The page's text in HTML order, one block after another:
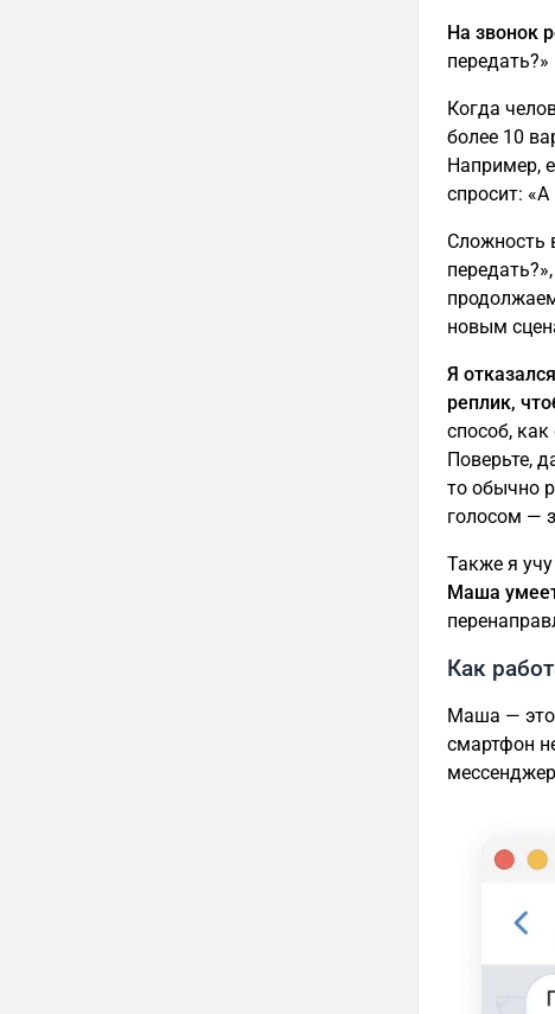
На звонок
передать?»
Когда
более 10
Например,
спросит:
Сложность
новым
Я
реплик,
способ,
Поверьте,
то обычно
голосом —
Также я
Маша
Как
Маша — это
смартфон